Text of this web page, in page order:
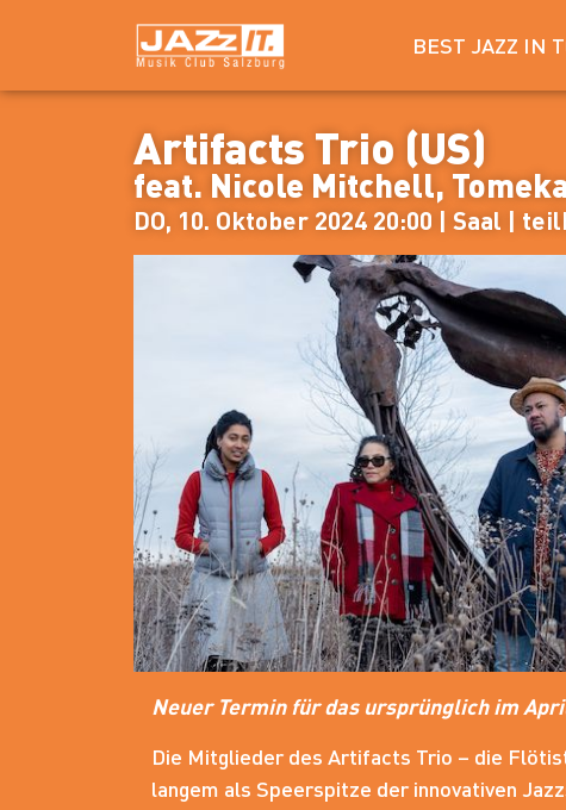
BEST JAZZ IN
Artifacts Trio (US)
feat. Nicole Mitchell,
DO, 10. Oktober 2024 20:00 | Saal |
Neuer Termin für das ursprünglich im
Die Mitglieder des Artifacts Trio – die
langem als Speerspitze der innovativen